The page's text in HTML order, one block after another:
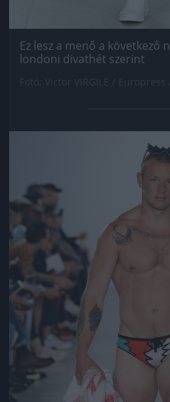
Ez lesz a menő a következő
londoni divathét szerint
Jön